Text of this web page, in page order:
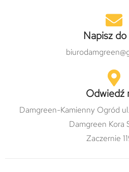
Napisz do
Odwiedź
Damgreen-Kamienny Ogród
Damgreen Kora
Zaczernie